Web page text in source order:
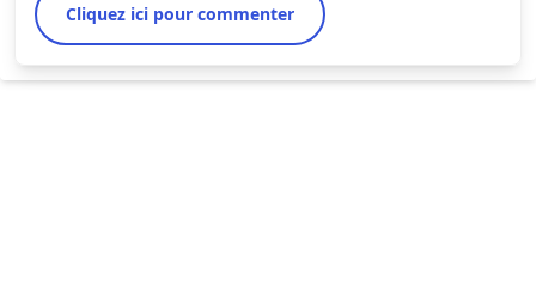
Cliquez ici pour commenter